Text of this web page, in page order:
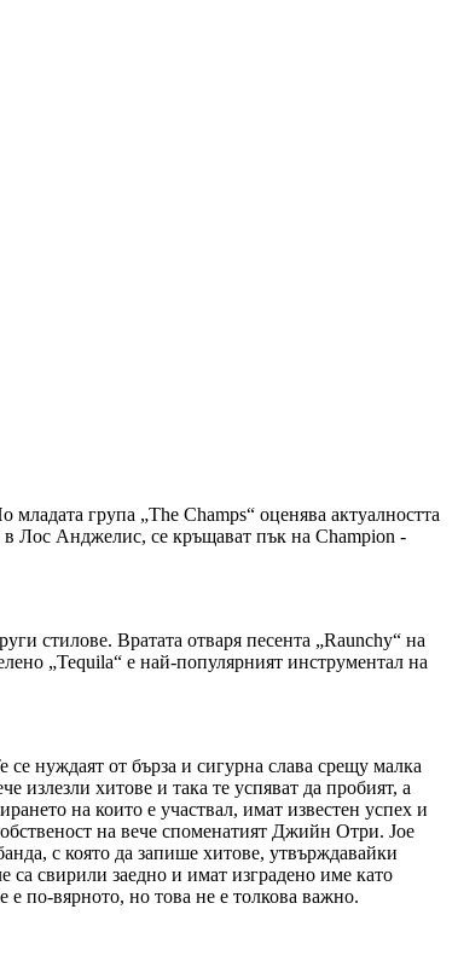
група „The Champs“ оценява актуалността
Лос Анджелис, се кръщават пък на Champion -
стилове. Вратата отваря песента „Raunchy“ на
„Tequila“ е най-популярният инструментал на
нуждаят от бърза и сигурна слава срещу малка
излезли хитове и така те успяват да пробият, а
на които е участвал, имат известен успех и
на вече споменатият Джийн Отри. Joe
с която да запише хитове, утвърждавайки
са свирили заедно и имат изградено име като
по-вярното, но това не е толкова важно.